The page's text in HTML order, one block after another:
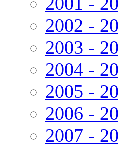
2002 -
2003 -
2004 -
2005 -
2006 -
2007 -